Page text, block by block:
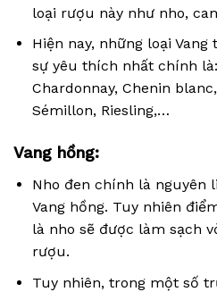
loại rượu này như nho,
Hiện nay, những loại
sự yêu thích nhất chính
Chardonnay, Chenin
Sémillon, Riesling,…
Vang hồng:
Nho đen chính là nguyên
Vang hồng. Tuy nhiên
là nho sẽ được làm sạch
rượu.
Tuy nhiên, trong một số